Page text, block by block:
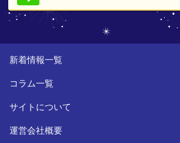
新着情報一覧
コラム一覧
サイトについて
運営会社概要